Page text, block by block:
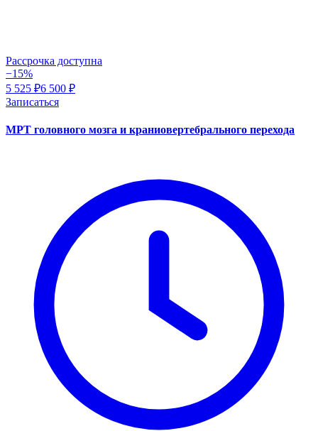
Рассрочка доступна
−15%
5 525 ₽6 500 ₽
Записаться
МРТ головного мозга и краниовертебрального перехода